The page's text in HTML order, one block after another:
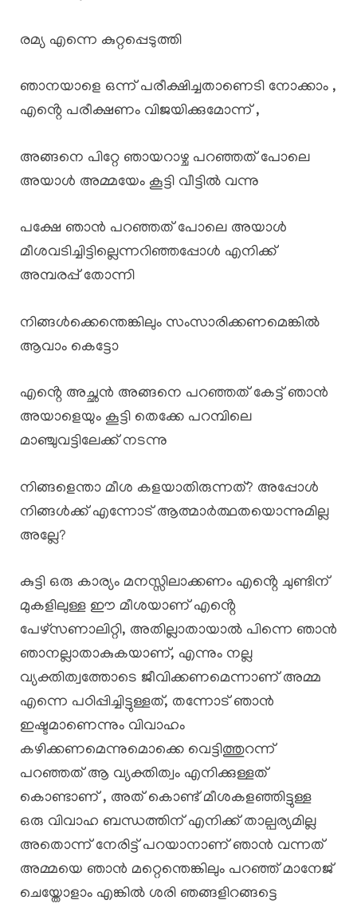
രമ്യ എന്നെ കുറ്റപ്പെടുത്തി
ഞാനയാളെ ഒന്ന് പരീക്ഷിച്ചതാണെടി നോക്കാം ,
എൻ്റെ പരീക്ഷണം വിജയിക്കുമോന്ന് ,
അങ്ങനെ പിറ്റേ ഞായറാഴ്ച പറഞ്ഞത് പോലെ
അയാൾ അമ്മയേം കൂട്ടി വീട്ടിൽ വന്നു
പക്ഷേ ഞാൻ പറഞ്ഞത് പോലെ അയാൾ
മീശവടിച്ചിട്ടില്ലെന്നറിഞ്ഞപ്പോൾ എനിക്ക്
അമ്പരപ്പ് തോന്നി
നിങ്ങൾക്കെന്തെങ്കിലും സംസാരിക്കണമെങ്കിൽ
ആവാം കെട്ടോ
എൻ്റെ അച്ഛൻ അങ്ങനെ പറഞ്ഞത് കേട്ട് ഞാൻ
അയാളെയും കൂട്ടി തെക്കേ പറമ്പിലെ
മാഞ്ചുവട്ടിലേക്ക് നടന്നു
നിങ്ങളെന്താ മീശ കളയാതിരുന്നത്? അപ്പോൾ
നിങ്ങൾക്ക് എന്നോട് ആത്മാർത്ഥതയൊന്നുമില്ല
അല്ലേ?
കുട്ടി ഒരു കാര്യം മനസ്സിലാക്കണം എൻ്റെ ചുണ്ടിന്
മുകളിലുള്ള ഈ മീശയാണ് എൻ്റെ
പേഴ്സണാലിറ്റി, അതില്ലാതായാൽ പിന്നെ ഞാൻ
ഞാനല്ലാതാകുകയാണ്, എന്നും നല്ല
വ്യക്തിത്വത്തോടെ ജീവിക്കണമെന്നാണ് അമ്മ
എന്നെ പഠിപ്പിച്ചിട്ടുള്ളത്, തന്നോട് ഞാൻ
ഇഷ്ടമാണെന്നും വിവാഹം
കഴിക്കണമെന്നുമൊക്കെ വെട്ടിത്തുറന്ന്
പറഞ്ഞത് ആ വ്യക്തിത്വം എനിക്കുള്ളത്
കൊണ്ടാണ് , അത് കൊണ്ട് മീശകളഞ്ഞിട്ടുള്ള
ഒരു വിവാഹ ബന്ധത്തിന് എനിക്ക് താല്പര്യമില്ല
അതൊന്ന് നേരിട്ട് പറയാനാണ് ഞാൻ വന്നത്
അമ്മയെ ഞാൻ മറ്റെന്തെങ്കിലും പറഞ്ഞ് മാനേജ്
ചെയ്തോളാം എങ്കിൽ ശരി ഞങ്ങളിറങ്ങട്ടെ